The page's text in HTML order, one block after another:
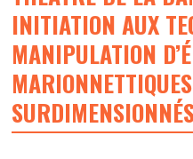
INITIATION AUX
MANIPULATION
MARIONNETTIQUES